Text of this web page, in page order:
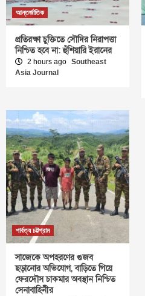
আন্তর্জাতিক
প্রতিরক্ষা চুক্তিতে সৌদির নিরাপত্তা
নিশ্চিত হবে না: হুঁশিয়ারি ইরানের
2 hours ago Southeast
Asia Journal
পার্বত্য চট্টগ্রাম
সাজেকে অপহরণের গুজব
ছড়ানোর অভিযোগ, বাড়িতে গিয়ে
ফেরদৌস চাকমার অবস্থান নিশ্চিত
সেনাবাহিনীর